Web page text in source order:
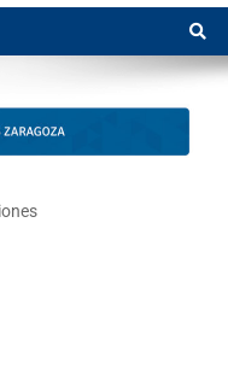
de licenciatura y posgrado
del comportamiento,